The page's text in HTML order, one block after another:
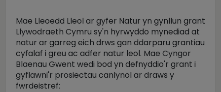
Mae Lleoedd Lleol ar gyfer Natur yn gynllun grant
Llywodraeth Cymru sy'n hyrwyddo mynediad at
natur ar garreg eich drws gan ddarparu grantiau
cyfalaf i greu ac adfer natur leol. Mae Cyngor
Blaenau Gwent wedi bod yn defnyddio'r grant i
gyflawni'r prosiectau canlynol ar draws y
fwrdeistref: